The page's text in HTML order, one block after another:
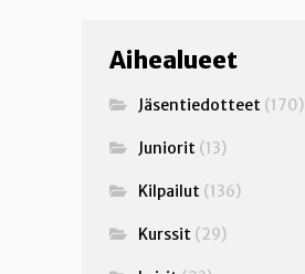
Aihealueet
Jäsentiedotteet (170)
Juniorit (13)
Kilpailut (136)
Kurssit (29)